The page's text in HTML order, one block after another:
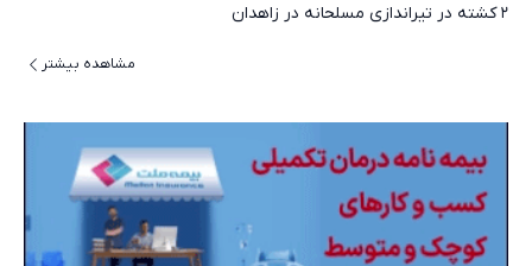
۲ کشته در تیراندازی مسلحانه در زاهدان
مشاهده بیشتر